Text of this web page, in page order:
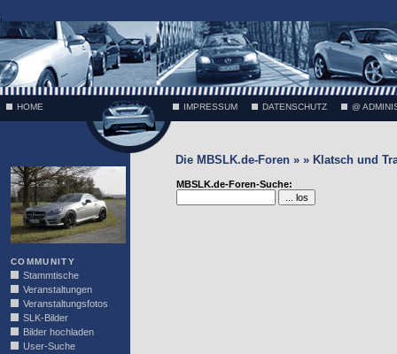
;
HOME IMPRESSUM DATENSCHUTZ @
COMMUNITY
Stammtische
Veranstaltungen
Veranstaltungsfotos
SLK-Bilder
Bilder hochladen
User-Suche
Die MBSLK.de-Foren » » Klatsch und
MBSLK.de-Foren-Suche: